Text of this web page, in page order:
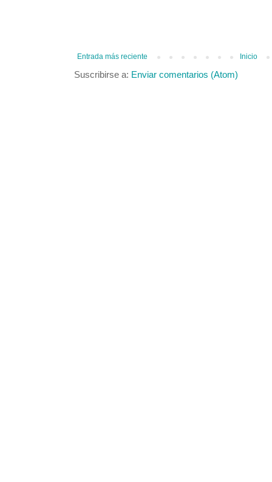
Entrada más reciente Inicio
Suscribirse a: Enviar comentarios (Atom)